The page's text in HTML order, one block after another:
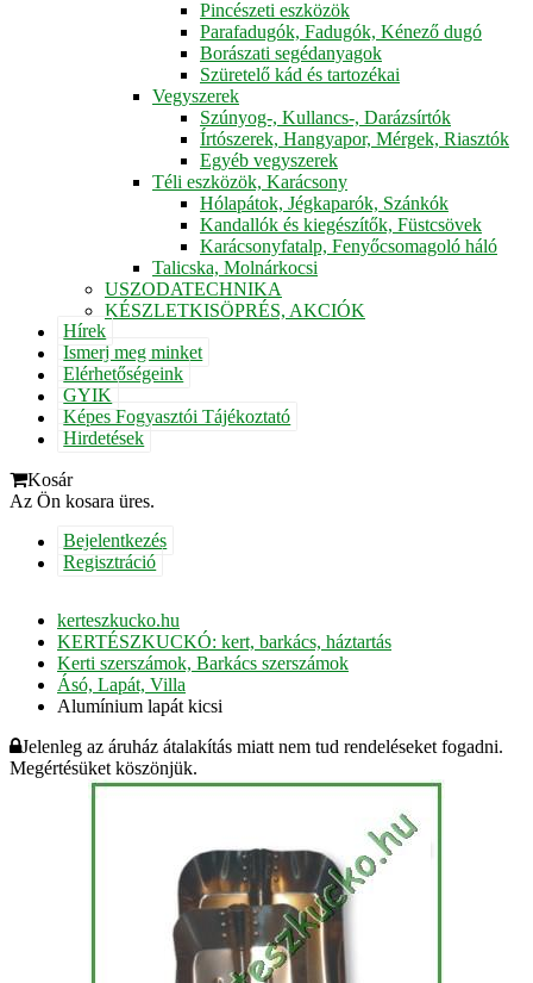
Pincészeti eszközök
Parafadugók, Fadugók, Kénező dugó
Borászati segédanyagok
Szüretelő kád és tartozékai
Vegyszerek
Szúnyog-, Kullancs-, Darázsírtók
Írtószerek, Hangyapor, Mérgek, Riasztók
Egyéb vegyszerek
Téli eszközök, Karácsony
Hólapátok, Jégkaparók, Szánkók
Kandallók és kiegészítők, Füstcsövek
Karácsonyfatalp, Fenyőcsomagoló háló
Talicska, Molnárkocsi
USZODATECHNIKA
KÉSZLETKISÖPRÉS, AKCIÓK
Hírek
Ismerj meg minket
Elérhetőségeink
GYIK
Képes Fogyasztói Tájékoztató
Hirdetések
Kosár
Az Ön kosara üres.
Bejelentkezés
Regisztráció
kerteszkucko.hu
KERTÉSZKUCKÓ: kert, barkács, háztartás
Kerti szerszámok, Barkács szerszámok
Ásó, Lapát, Villa
Alumínium lapát kicsi
Jelenleg az áruház átalakítás miatt nem tud rendeléseket fogadni.
Megértésüket köszönjük.